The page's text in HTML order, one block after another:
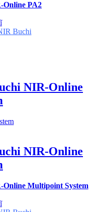
Online PA2
Buchi
NIR-Online
NIR-Online
Multipoint System